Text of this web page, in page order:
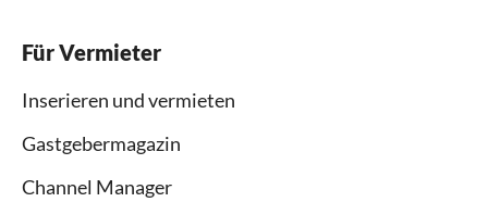
Für Vermieter
Inserieren und vermieten
Gastgebermagazin
Channel Manager